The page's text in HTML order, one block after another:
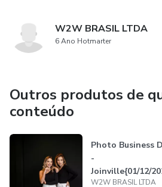
W2W BRASIL LTDA
6 Ano Hotmarter
Outros produtos de
conteúdo
Photo Business
-
Joinville{01/12/
]
W2W BRASIL LTDA